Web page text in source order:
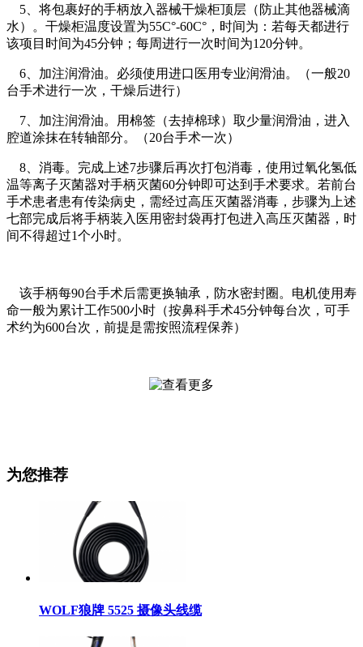
5、将包裹好的手柄放入器械干燥柜顶层（防止其他器械滴
水）。干燥柜温度设置为55C°-60C°，时间为：若每天都进行
该项目时间为45分钟；每周进行一次时间为120分钟。
6、加注润滑油。必须使用进口医用专业润滑油。（一般20
台手术进行一次，干燥后进行）
7、加注润滑油。用棉签（去掉棉球）取少量润滑油，进入
腔道涂抹在转轴部分。（20台手术一次）
8、消毒。完成上述7步骤后再次打包消毒，使用过氧化氢低
温等离子灭菌器对手柄灭菌60分钟即可达到手术要求。若前台
手术患者患有传染病史，需经过高压灭菌器消毒，步骤为上述
七部完成后将手柄装入医用密封袋再打包进入高压灭菌器，时
间不得超过1个小时。
该手柄每90台手术后需更换轴承，防水密封圈。电机使用寿
命一般为累计工作500小时（按鼻科手术45分钟每台次，可手
术约为600台次，前提是需按照流程保养）
为您推荐
WOLF狼牌 5525 摄像头线缆